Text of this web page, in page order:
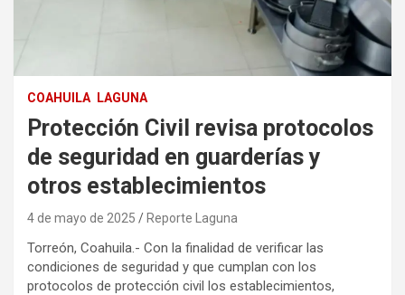
COAHUILA LAGUNA
Protección Civil revisa protocolos
de seguridad en guarderías y
otros establecimientos
4 de mayo de 2025 Reporte Laguna
Torreón, Coahuila.- Con la finalidad de verificar las
condiciones de seguridad y que cumplan con los
protocolos de protección civil los establecimientos,